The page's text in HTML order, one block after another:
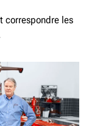
correspondre les